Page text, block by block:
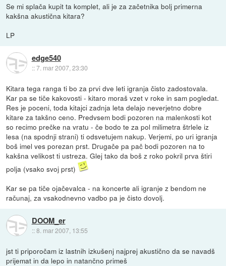
Se mi splača kupit ta komplet, ali je za začetnika bolj primerna
kakšna akustična kitara?
LP
edge540
::7. mar 2007, 23:30
Kitara tega ranga ti bo za prvi dve leti igranja čisto zadostovala.
Kar pa se tiče kakovosti - kitaro moraš vzet v roke in sam pogledat.
Res je poceni, toda kitajci zadnja leta delajo neverjetno dobre
kitare za takšno ceno. Predvsem bodi pozoren na malenkosti kot
so recimo prečke na vratu - če bodo te za pol milimetra štrlele iz
lesa (na spodnji strani) ti odsvetujem nakup. Verjemi, po uri igranja
boš imel ves porezan prst. Drugače pa pač bodi pozoren na to
kakšna velikost ti ustreza. Glej tako da boš z roko pokril prva štiri
polja (vsako svoj prst)
Kar se pa tiče ojačevalca - na koncerte ali igranje z bendom ne
računaj, za vsakodnevno vadbo pa je čisto dovolj.
DOOM_er
::8. mar 2007, 13:55
jst ti priporočam iz lastnih izkušenj najprej akustično da se navadš
prijemat in da lepo in natančno primeš